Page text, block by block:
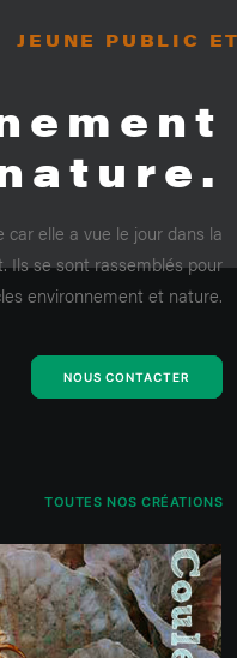
JEUNE PUBLIC
elle a vue le jour dans la
Ils se sont rassemblés pour
environnement et nature.
NOUS CONTACTER
TOUTES NOS CRÉATIONS